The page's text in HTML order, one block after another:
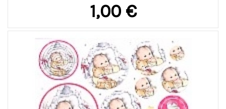
1,00 €